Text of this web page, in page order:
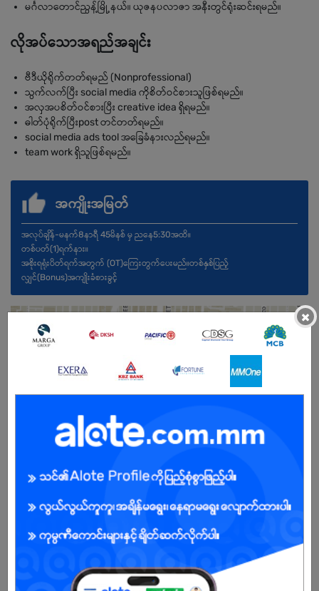
မင်္ဂလာတောင်ညွန့်မြို့နယ်။ ယုဇနပလာဇာ အနီးတွင်ရုံးဆင်းရမည်။
လိုအပ်သောအရည်အချင်း
ဗီဒီယိုရိုက်တတ်ရမည် (Nonprofessional)
သွက်လက်ပြီး social media ကိုစိတ်ဝင်စားသူဖြစ်ရမည်။
အလှအပစိတ်ဝင်စားပြီး creative idea ရှိရမည်။
ဓါတ်ပုံရိုက်ပြီးpost တင်တတ်ရမည်။
social media ads tool အခြေခံနားလည်ရမည်။
team work ရှိသူဖြစ်ရမည်။
အကျိုးအမြတ်
အလုပ်ချိန်-မနက်8နာရီ 45မိနစ် မှ ညနေ5:30အထိ။
တစ်ပတ်(1)ရက်နား။
အစိုးရရုံးပိတ်ရက်အတွက် (OT)ကြေးတွက်ပေးမည်။တစ်နှစ်ပြည့်
လျှင်(Bonus)အကျိုးခံစားခွင့်
အခွင့်အရေးရှိသူ : ကျား/မ
သက်တမ်းကုန်သွားပါပြီ
×